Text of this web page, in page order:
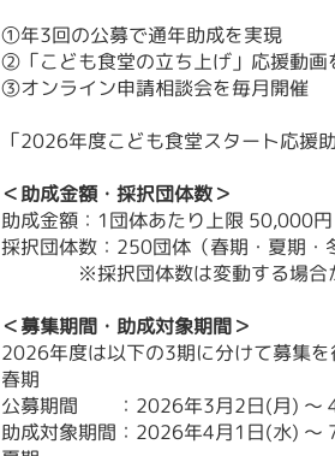
①年3回の公募で通年助成を実現
②「こども食堂の立ち上げ」応援動画
③オンライン申請相談会を毎月開催
「2026年度こども食堂スタート応援
＜助成金額・採択団体数＞
助成金額：1団体あたり上限 50,000円
採択団体数：250団体（春期・夏期・
※採択団体数は変動する場合が
＜募集期間・助成対象期間＞
2026年度は以下の3期に分けて募集を
春期
公募期間 ：2026年3月2日(月) 〜
助成対象期間：2026年4月1日(水) 〜